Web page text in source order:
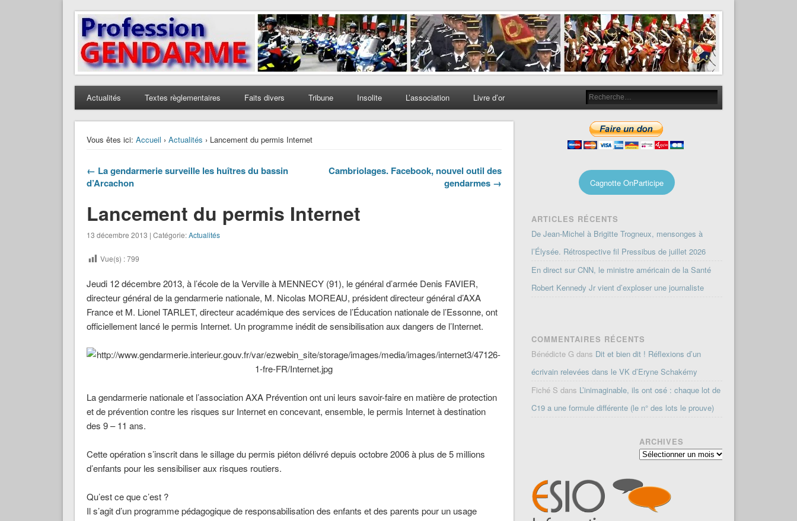
Profession Gendarme
Le journal des gendarmes
Actualités Textes règlementaires Faits divers Tribune Insolite L’association Livre d’or
Vous êtes ici: Accueil › Actualités › Lancement du permis Internet
← La gendarmerie surveille les huîtres du bassin
d’Arcachon
Cambriolages. Facebook, nouvel outil des
gendarmes →
Lancement du permis Internet
13 décembre 2013 | Catégorie:Actualités
Vue(s) :799
Jeudi 12 décembre 2013, à l’école de la Verville à MENNECY (91), le général d’armée Denis FAVIER,
directeur général de la gendarmerie nationale, M. Nicolas MOREAU, président directeur général d’AXA
France et M. Lionel TARLET, directeur académique des services de l’Éducation nationale de l’Essonne, ont
officiellement lancé le permis Internet. Un programme inédit de sensibilisation aux dangers de l’Internet.
La gendarmerie nationale et l’association AXA Prévention ont uni leurs savoir-faire en matière de protection
et de prévention contre les risques sur Internet en concevant, ensemble, le permis Internet à destination
des 9 – 11 ans.
Cette opération s’inscrit dans le sillage du permis piéton délivré depuis octobre 2006 à plus de 5 millions
d’enfants pour les sensibiliser aux risques routiers.
Qu’est ce que c’est ?
Il s’agit d’un programme pédagogique de responsabilisation des enfants et des parents pour un usage
Cagnotte OnParticipe
ARTICLES RÉCENTS
De Jean-Michel à Brigitte Trogneux, mensonges à
l’Élysée. Rétrospective fil Pressibus de juillet 2026
En direct sur CNN, le ministre américain de la Santé
Robert Kennedy Jr vient d’exploser une journaliste
COMMENTAIRES RÉCENTS
Bénédicte G dans Dit et bien dit ! Réflexions d’un
écrivain relevées dans le VK d’Eryne Schakémy
Fiché S dans L’inimaginable, ils ont osé : chaque lot de
C19 a une formule différente (le n° des lots le prouve)
ARCHIVES
Archives